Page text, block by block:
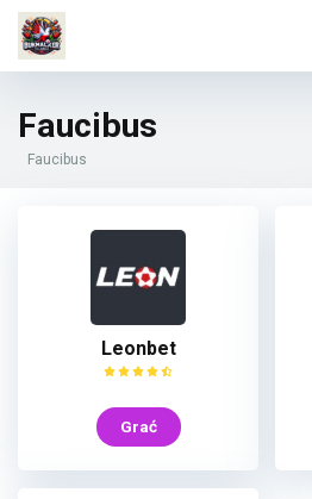
Faucibus
Faucibus
Leonbet
Grać